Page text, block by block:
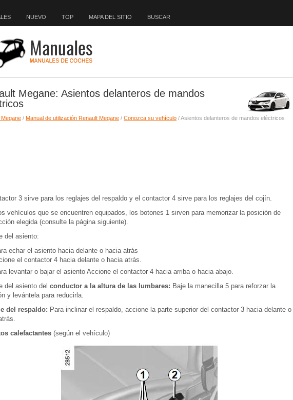
NUEVO TOP MAPA DEL SITIO BUSCAR
Megane: Asientos delanteros de mandos
/ Manual de utilización Renault Megane / Conozca su vehículo / Asientos delanteros de mandos eléctricos
3 sirve para los reglajes del respaldo y el contactor 4 sirve para los reglajes del cojín.
vehículos que se encuentren equipados, los botones 1 sirven para memorizar la posición de
elegida (consulte la página siguiente).
del asiento:
echar el asiento hacia delante o hacia atrás
el contactor 4 hacia delante o hacia atrás.
levantar o bajar el asiento Accione el contactor 4 hacia arriba o hacia abajo.
del asiento del conductor a la altura de las lumbares: Baje la manecilla 5 para reforzar la
y levántela para reducirla.
del respaldo: Para inclinar el respaldo, accione la parte superior del contactor 3 hacia delante o
calefactantes (según el vehículo)